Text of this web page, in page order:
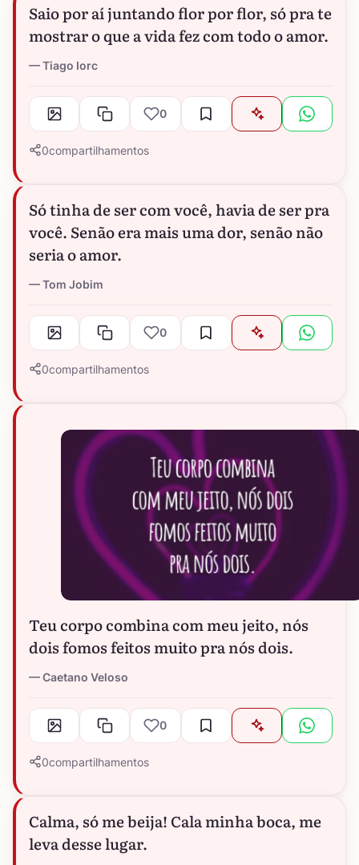
Saio por aí juntando flor por flor, só pra te
mostrar o que a vida fez com todo o amor.
Tiago Iorc
0
0compartilhamentos
Só tinha de ser com você, havia de ser pra
você. Senão era mais uma dor, senão não
seria o amor.
Tom Jobim
0
0compartilhamentos
Teu corpo combina com meu jeito, nós
dois fomos feitos muito pra nós dois.
Caetano Veloso
0
0compartilhamentos
Calma, só me beija! Cala minha boca, me
leva desse lugar.